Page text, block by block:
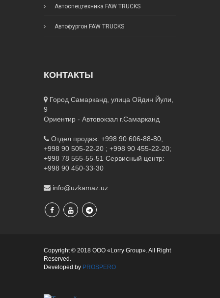
Автоспецтехника FAW TRUCKS
Автофургон FAW TRUCKS
КОНТАКТЫ
Город Самарканд, улица Ойдин Йули,
9
Ориентир - Автовокзал г.Самарканд
Отдел продаж: +998 90 606-88-80,
+998 90 505-22-20 ; +998 90 455-22-20;
+998 78 555-55-51 Сервисный центр:
+998 90 450-33-30
info@uzkamaz.uz
Copyright © 2018 ООО «Lorry Group». All Right
Reserved.
Developed by PROSPERO